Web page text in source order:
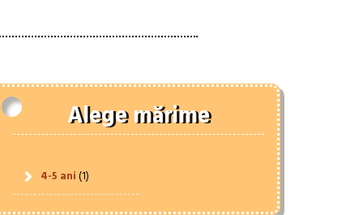
Alege mărime
4-5 ani(1)